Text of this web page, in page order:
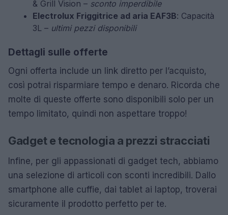
& Grill Vision – sconto imperdibile
Electrolux Friggitrice ad aria EAF3B: Capacità
3L – ultimi pezzi disponibili
Dettagli sulle offerte
Ogni offerta include un link diretto per l’acquisto,
così potrai risparmiare tempo e denaro. Ricorda che
molte di queste offerte sono disponibili solo per un
tempo limitato, quindi non aspettare troppo!
Gadget e tecnologia a prezzi stracciati
Infine, per gli appassionati di gadget tech, abbiamo
una selezione di articoli con sconti incredibili. Dallo
smartphone alle cuffie, dai tablet ai laptop, troverai
sicuramente il prodotto perfetto per te.